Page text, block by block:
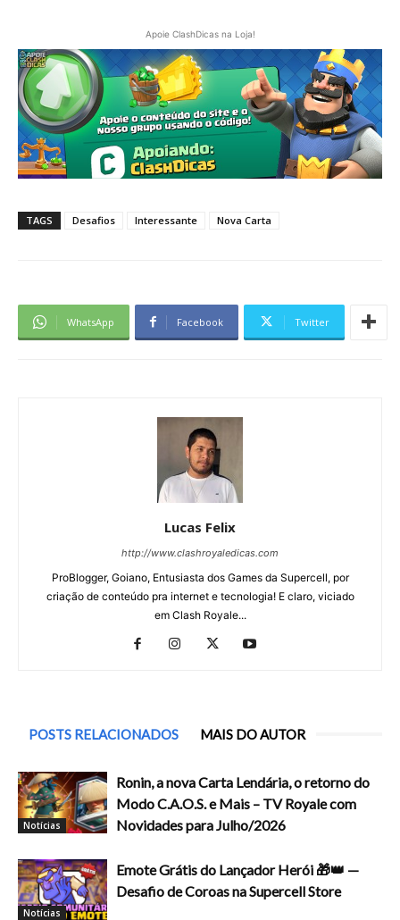
Apoie ClashDicas na Loja!
TAGS Desafios Interessante Nova Carta
WhatsApp Facebook Twitter
Lucas Felix
http://www.clashroyaledicas.com
ProBlogger, Goiano, Entusiasta dos Games da Supercell, por
criação de conteúdo pra internet e tecnologia! E claro, viciado
em Clash Royale...
POSTS RELACIONADOS MAIS DO AUTOR
Notícias
Ronin, a nova Carta Lendária, o retorno do
Modo C.A.O.S. e Mais – TV Royale com
Novidades para Julho/2026
Notícias
Emote Grátis do Lançador Herói 🎁👑 —
Desafio de Coroas na Supercell Store